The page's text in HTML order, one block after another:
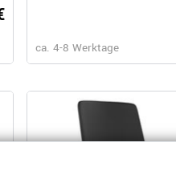
ca. 4-8 Werktage